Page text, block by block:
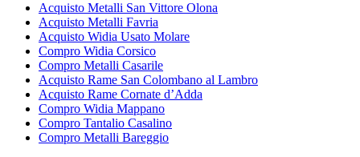
Acquisto Metalli San Vittore Olona
Acquisto Metalli Favria
Acquisto Widia Usato Molare
Compro Widia Corsico
Compro Metalli Casarile
Acquisto Rame San Colombano al Lambro
Acquisto Rame Cornate d’Adda
Compro Widia Mappano
Compro Tantalio Casalino
Compro Metalli Bareggio